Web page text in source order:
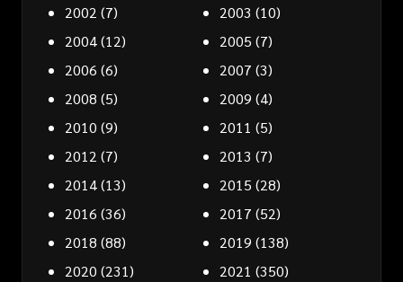
2002 (7) 2003 (10)
2004(12) 2005 (7)
2006 (6) 2007 (3)
2008 (5) 2009 (4)
2010 (9) 2011 (5)
2012 (7) 2013 (7)
2014(13) 2015 (28)
2016 (36) 2017 (52)
2018 (88) 2019 (138)
2020 (231) 2021 (350)